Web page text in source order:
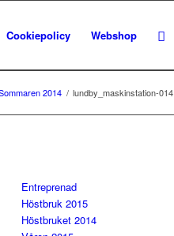
Cookiepolicy Webshop
2014 / lundby_maskinstation-014
Entreprenad
Höstbruk 2015
Höstbruket 2014